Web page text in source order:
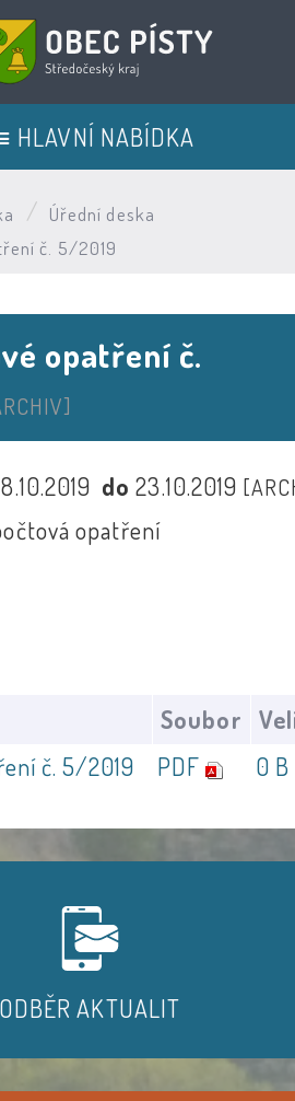
HLAVNÍ NABÍDKA
Úřední deska
č. 5/2019
opatření č.
do23.10.2019
opatření
Soubor
č. 5/2019
PDF 0 B
ODBĚR AKTUALIT